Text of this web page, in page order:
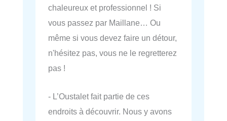
chaleureux et professionnel ! Si
vous passez par Maillane… Ou
même si vous devez faire un détour,
n'hésitez pas, vous ne le regretterez
pas !
- L’Oustalet fait partie de ces
endroits à découvrir. Nous y avons